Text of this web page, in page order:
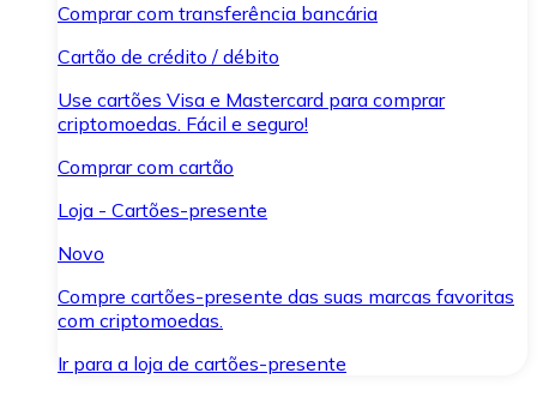
Comprar com transferência bancária
Cartão de crédito / débito
Use cartões Visa e Mastercard para comprar
criptomoedas. Fácil e seguro!
Comprar com cartão
Loja - Cartões-presente
Novo
Compre cartões-presente das suas marcas favoritas
com criptomoedas.
Ir para a loja de cartões-presente